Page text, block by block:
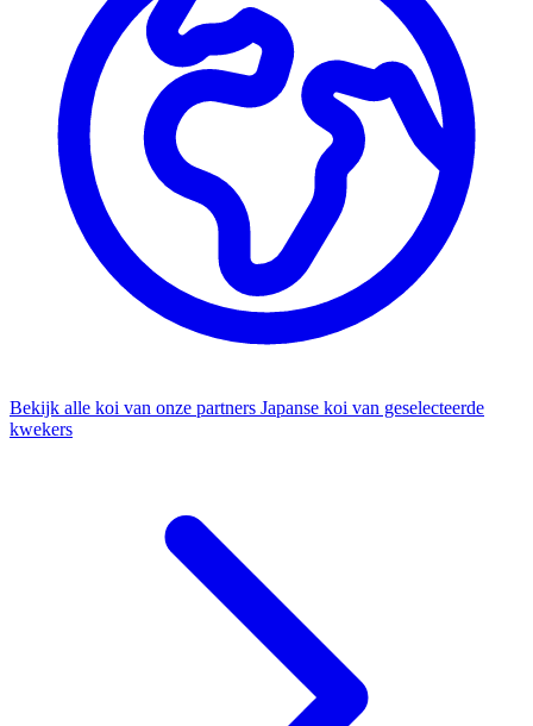
Bekijk alle koi van onze partners Japanse koi van geselecteerde
kwekers